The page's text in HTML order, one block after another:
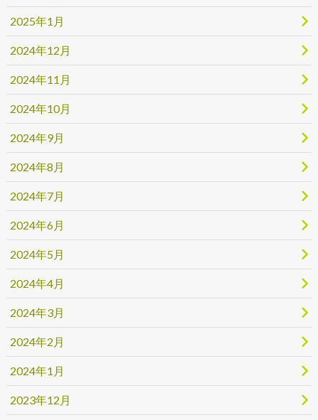
2025年1月
2024年12月
2024年11月
2024年10月
2024年9月
2024年8月
2024年7月
2024年6月
2024年5月
2024年4月
2024年3月
2024年2月
2024年1月
2023年12月